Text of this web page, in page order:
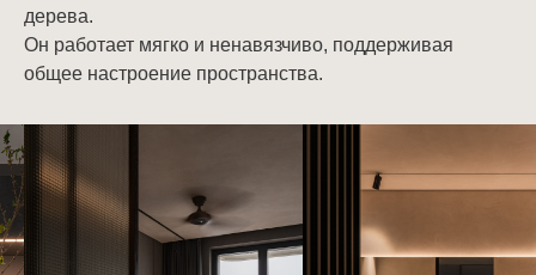
дерева.
Он работает мягко и ненавязчиво, поддерживая
общее настроение пространства.